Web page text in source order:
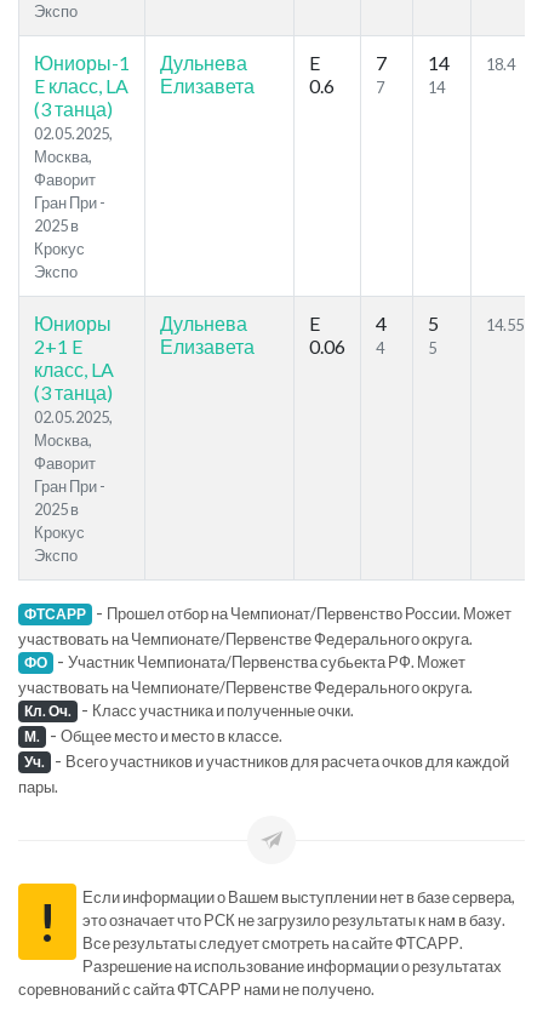
Экспо
Юниоры-1
E класс, LA
(3 танца)
02.05.2025,
Москва,
Фаворит
Гран При -
2025 в
Крокус
Экспо
Дульнева
Елизавета
E
0.6
7
7
14
14
18.4
Юниоры
2+1 E
класс, LA
(3 танца)
02.05.2025,
Москва,
Фаворит
Гран При -
2025 в
Крокус
Экспо
Дульнева
Елизавета
E
0.06
4
4
5
5
14.55
ФТСАРР - Прошел отбор на Чемпионат/Первенство России. Может
участвовать на Чемпионате/Первенстве Федерального округа.
ФО - Участник Чемпионата/Первенства субьекта РФ. Может
участвовать на Чемпионате/Первенстве Федерального округа.
Кл. Оч. - Класс участника и полученные очки.
М. - Общее место и место в классе.
Уч. - Всего участников и участников для расчета очков для каждой
пары.
!
Если информации о Вашем выступлении нет в базе сервера,
это означает что РСК не загрузило результаты к нам в базу.
Все результаты следует смотреть на сайте ФТСАРР.
Разрешение на использование информации о результатах
соревнований с сайта ФТСАРР нами не получено.